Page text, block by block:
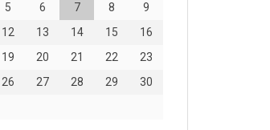
5 6 7 8
9
12 13 14 15
16
19 20 21 22
23
26 27 28 29
30